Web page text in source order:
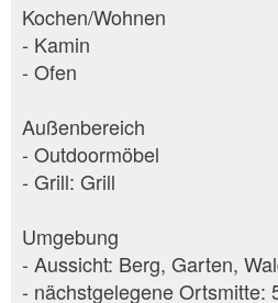
Kochen/Wohnen
- Kamin
- Ofen
Außenbereich
- Outdoormöbel
- Grill: Grill
Umgebung
- Aussicht: Berg, Garten,
- nächstgelegene Ortsmitte: